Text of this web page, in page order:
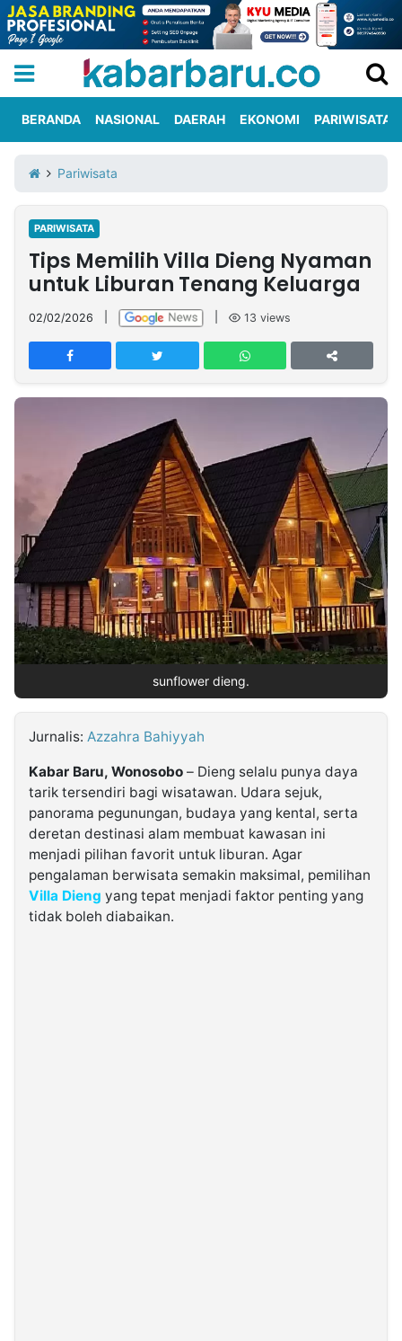
Iklan
Berita
Kami
Nasional
International
Olahraga
Entertainment
Daerah
Pariwisata
Kuliner
Kolom
Network
PT
TREETAN
MULTIMEDIA
Partner
Insight
NTB
Suara
Time
Lens
IDN
Daily
Jogja
Jalan
Rakyat
Idealita
News
Kita
Notice
Dinamikapost.com
Radar
Baru
Seedbacklink
Follow
Kabarbaru
Kabarbaru.co
2026
BERANDA NASIONAL DAERAH EKONOMI PARIWISATA
Pariwisata
PARIWISATA
Tips Memilih Villa Dieng Nyaman
untuk Liburan Tenang Keluarga
02/02/2026 13 views
sunflower dieng.
Jurnalis: Azzahra Bahiyyah
Kabar Baru, Wonosobo – Dieng selalu punya daya
tarik tersendiri bagi wisatawan. Udara sejuk,
panorama pegunungan, budaya yang kental, serta
deretan destinasi alam membuat kawasan ini
menjadi pilihan favorit untuk liburan. Agar
pengalaman berwisata semakin maksimal, pemilihan
Villa Dieng yang tepat menjadi faktor penting yang
tidak boleh diabaikan.